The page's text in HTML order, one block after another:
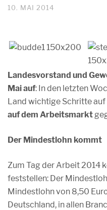
10. MAI 2014
Landesvorstand und
Mai auf: In den letzten
Land wichtige Schritte auf
auf dem Arbeitsmarkt
Der Mindestlohn kommt
Zum Tag der Arbeit 2014
feststellen: Der
Mindestlohn von 8,50
Deutschland, in allen